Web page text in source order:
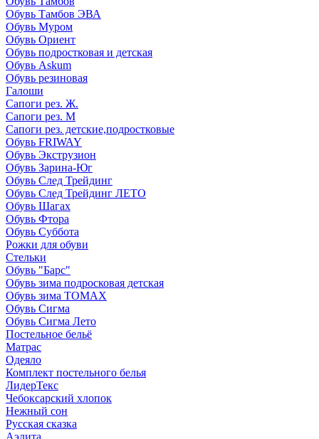
Обувь Тамбов ЭВА
Обувь Муром
Обувь Ориент
Обувь подростковая и детская
Обувь Askum
Обувь резиновая
Галоши
Сапоги рез. Ж.
Сапоги рез. М
Сапоги рез. детские,подростковые
Обувь FRIWAY
Обувь Экструзион
Обувь Зарина-Юг
Обувь След Трейдинг
Обувь След Трейдинг ЛЕТО
Обувь Шагах
Обувь Фтора
Обувь Суббота
Рожки для обуви
Стельки
Обувь "Барс"
Обувь зима подросковая детская
Обувь зима ТОМАХ
Обувь Сигма
Обувь Сигма Лето
Постельное бельё
Матрас
Одеяло
Комплект постельного белья
ЛидерТекс
Чебоксарский хлопок
Нежный сон
Русская сказка
Аэлита